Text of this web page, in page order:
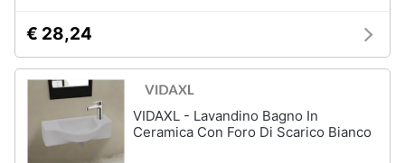
€ 28,24
VIDAXL - Lavandino Bagno In
Ceramica Con Foro Di Scarico Bianco